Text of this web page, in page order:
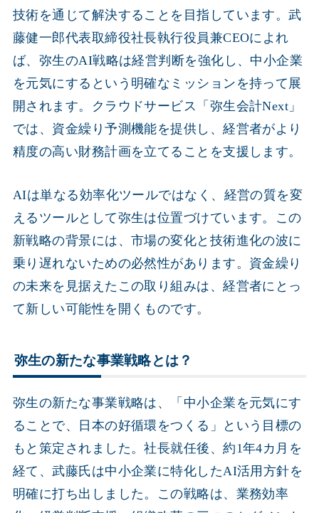
技術を通じて解決することを目指しています。武
藤健一郎代表取締役社長執行役員兼CEOによれ
ば、弥生のAI戦略は経営判断を強化し、中小企業
を元気にするという明確なミッションを持って展
開されます。クラウドサービス「弥生会計Next」
では、資金繰り予測機能を提供し、経営者がより
精度の高い財務計画を立てることを支援します。
AIは単なる効率化ツールではなく、経営の質を変
えるツールとして弥生は位置づけています。この
新戦略の背景には、市場の変化と技術進化の波に
乗り遅れないための必然性があります。資金繰り
の未来を見据えたこの取り組みは、経営者にとっ
て新しい可能性を開くものです。
弥生の新たな事業戦略とは？
弥生の新たな事業戦略は、「中小企業を元気にす
ることで、日本の好循環をつくる」という目標の
もと策定されました。社長就任後、約1年4カ月を
経て、武藤氏は中小企業に特化したAI活用方針を
明確に打ち出しました。この戦略は、業務効率